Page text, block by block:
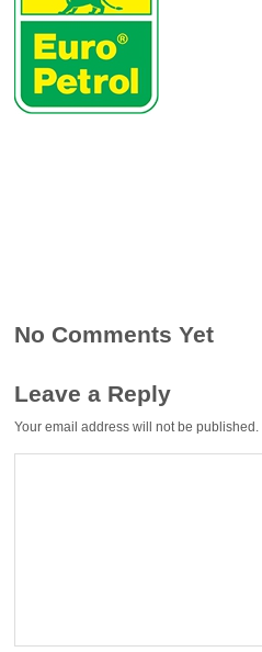
No Comments Yet
Leave a Reply
Your email address will not be published.